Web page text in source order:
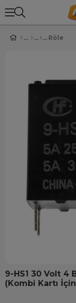
Röle
9-HS1 30 Volt 4
(Kombi Kartı